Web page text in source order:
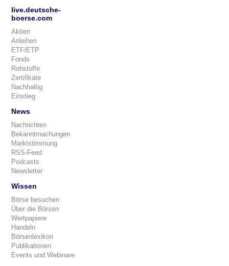
live.deutsche-
boerse.com
Aktien
Anleihen
ETF/ETP
Fonds
Rohstoffe
Zertifikate
Nachhaltig
Einstieg
News
Nachrichten
Bekanntmachungen
Marktstimmung
RSS-Feed
Podcasts
Newsletter
Wissen
Börse besuchen
Über die Börsen
Wertpapiere
Handeln
Börsenlexikon
Publikationen
Events und Webinare